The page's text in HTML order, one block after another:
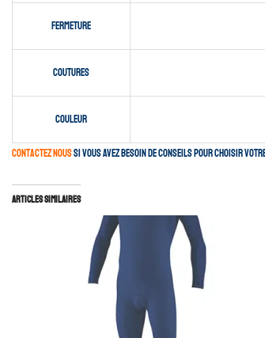
Fermeture
Coutures
Couleur
Contactez noussi vous avez besoin de conseils pour choisir
Articles similaires